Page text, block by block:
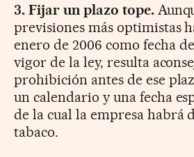
3. Fijar un plazo tope.
previsiones más optimistas
enero de 2006 como fecha
vigor de la ley, resulta
prohibición antes de ese
un calendario y una fecha
de la cual la empresa habrá
tabaco.